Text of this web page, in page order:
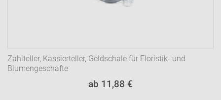
Zahlteller, Kassierteller, Geldschale für Floristik- und
Blumengeschäfte
ab 11,88 €